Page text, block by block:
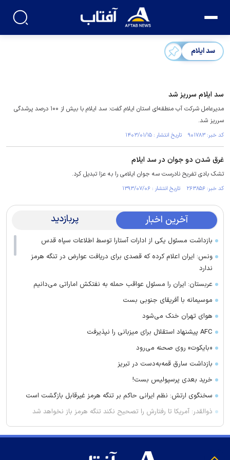
سد ایلام ‌
سد ایلام سرریز شد
مدیرعامل شرکت آب منطقه‌ای استان ایلام گفت: سد ایلام با بیش از ۱۰۰ درصد پرشدگی
سرریز شد.
کد خبر: ۹۰۱۷۸۳ تاریخ انتشار : ۱۴۰۳/۰۱/۱۵
غرق شدن دو جوان در سد ایلام ‌
تشک‌ بادی تفریح نادرست سه جوان ایلامی را به عزا تبدیل کرد.
کد خبر: ۲۶۳۸۵۶ تاریخ انتشار : ۱۳۹۳/۰۷/۰۶
آخرین اخبار پربازدید
بازداشت مسئول یکی از ادارات آستارا توسط اطلاعات سپاه قدس
ونس: ایران اعلام کرده که قصدی برای دریافت عوارض در تنگه هرمز
ندارد
عربستان: ایران را مسئول عواقب حمله به نفتکش اماراتی می‌دانیم
موسیمانه با آفریقای جنوبی بست
هوای تهران خنک می‌شود
AFC پیشنهاد استقلال برای میزبانی را نپذیرفت
«بایکوت» روی صحنه می‌رود
بازداشت سارق قمه‌به‌دست در تبریز
خرید بعدی پرسپولیس بست!
سخنگوی ارتش: نظم ایرانی حاکم بر تنگه هرمز غیرقابل بازگشت است
ذوالقدر: آمریکا تا رفتارش را تصحیح نکند تنگه هرمز باز نخواهد شد
آنتونی کنی درگذشت